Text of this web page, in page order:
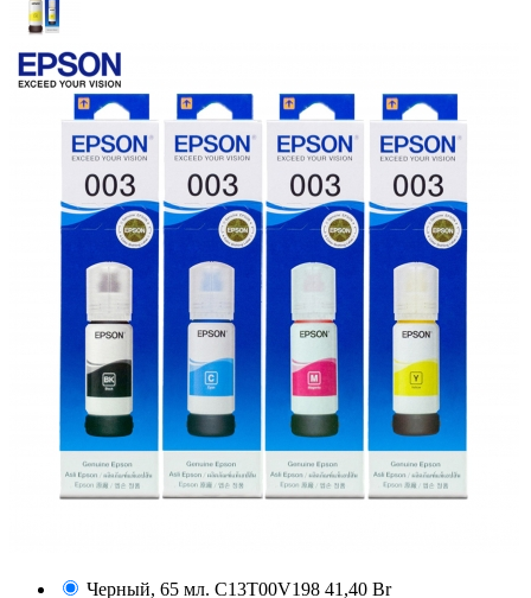
Черный, 65 мл. C13T00V198 41,40 Br